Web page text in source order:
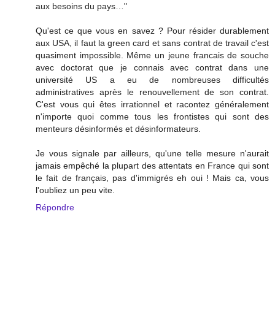
aux besoins du pays…"
Qu'est ce que vous en savez ? Pour résider durablement
aux USA, il faut la green card et sans contrat de travail c'est
quasiment impossible. Même un jeune francais de souche
avec doctorat que je connais avec contrat dans une
université US a eu de nombreuses difficultés
administratives après le renouvellement de son contrat.
C'est vous qui êtes irrationnel et racontez généralement
n'importe quoi comme tous les frontistes qui sont des
menteurs désinformés et désinformateurs.
Je vous signale par ailleurs, qu'une telle mesure n'aurait
jamais empêché la plupart des attentats en France qui sont
le fait de français, pas d'immigrés eh oui ! Mais ca, vous
l'oubliez un peu vite.
Répondre